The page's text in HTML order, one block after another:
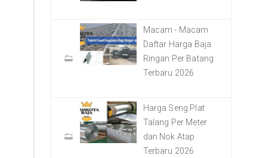
Macam - Macam
Daftar Harga Baja
Ringan Per Batang
Terbaru 2026
Harga Seng Plat
Talang Per Meter
dan Nok Atap
Terbaru 2026